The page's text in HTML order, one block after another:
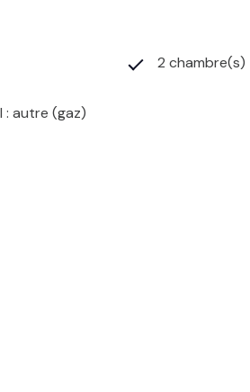
2 chambre(s)
: autre (gaz)